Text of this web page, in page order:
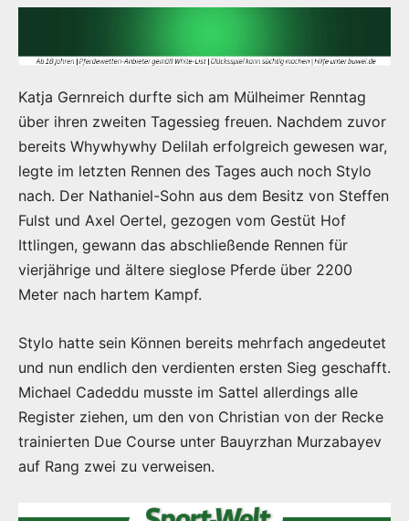
Katja Gernreich durfte sich am Mülheimer Renntag
über ihren zweiten Tagessieg freuen. Nachdem zuvor
bereits Whywhywhy Delilah erfolgreich gewesen war,
legte im letzten Rennen des Tages auch noch Stylo
nach. Der Nathaniel-Sohn aus dem Besitz von Steffen
Fulst und Axel Oertel, gezogen vom Gestüt Hof
Ittlingen, gewann das abschließende Rennen für
vierjährige und ältere sieglose Pferde über 2200
Meter nach hartem Kampf.
Stylo hatte sein Können bereits mehrfach angedeutet
und nun endlich den verdienten ersten Sieg geschafft.
Michael Cadeddu musste im Sattel allerdings alle
Register ziehen, um den von Christian von der Recke
trainierten Due Course unter Bauyrzhan Murzabayev
auf Rang zwei zu verweisen.